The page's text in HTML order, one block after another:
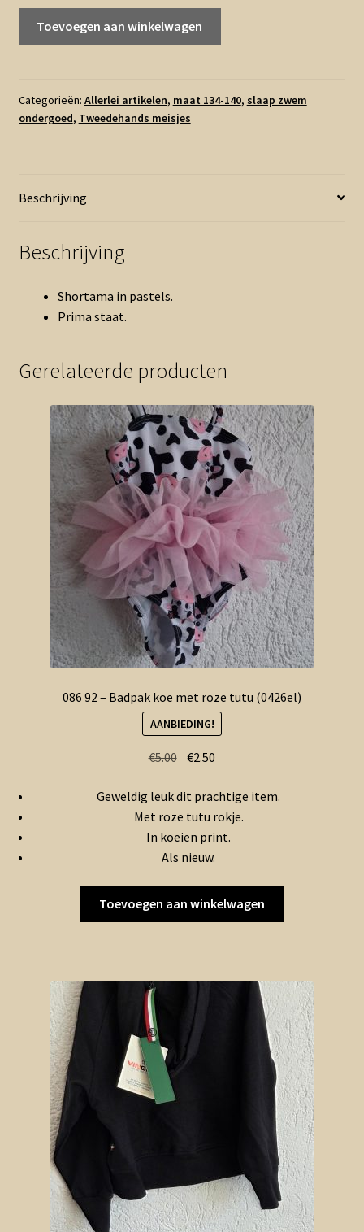
roze
blauw
Toevoegen aan winkelwagen
Categorieën: Allerlei artikelen, maat 134-140, slaap zwem
ondergoed, Tweedehands meisjes
Beschrijving
Beschrijving
Shortama in pastels.
Prima staat.
Gerelateerde producten
086 92 – Badpak koe met roze tutu (0426el)
AANBIEDING!
€5.00 Oorspronkelijke
was:
€5.00.
€2.50
is:
€2.50.
Geweldig leuk dit prachtige item.
Met roze tutu rokje.
In koeien print.
Als nieuw.
Toevoegen aan winkelwagen